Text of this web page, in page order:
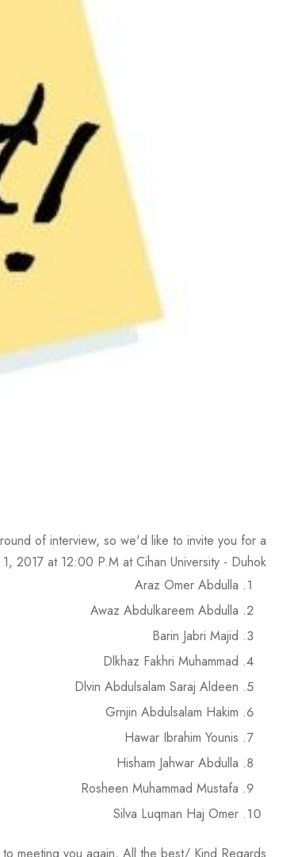
of interview, so we'd like to invite you for a
2017 at 12:00 P.M at Cihan University - Duhok.
Araz Omer Abdulla
Awaz Abdulkareem Abdulla
Barin Jabri Majid
Dlkhaz Fakhri Muhammad
Dlvin Abdulsalam Saraj Aldeen
Grnjin Abdulsalam Hakim
Hawar Ibrahim Younis
Hisham Jahwar Abdulla
Rosheen Muhammad Mustafa
Silva Luqman Haj Omer